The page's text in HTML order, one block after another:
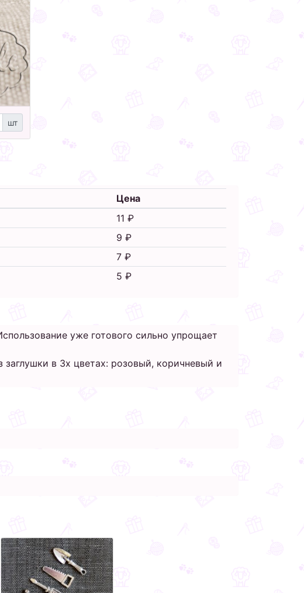
шт
Цена
11 ₽
9 ₽
7 ₽
5 ₽
уже готового сильно упрощает
в 3х цветах: розовый, коричневый и